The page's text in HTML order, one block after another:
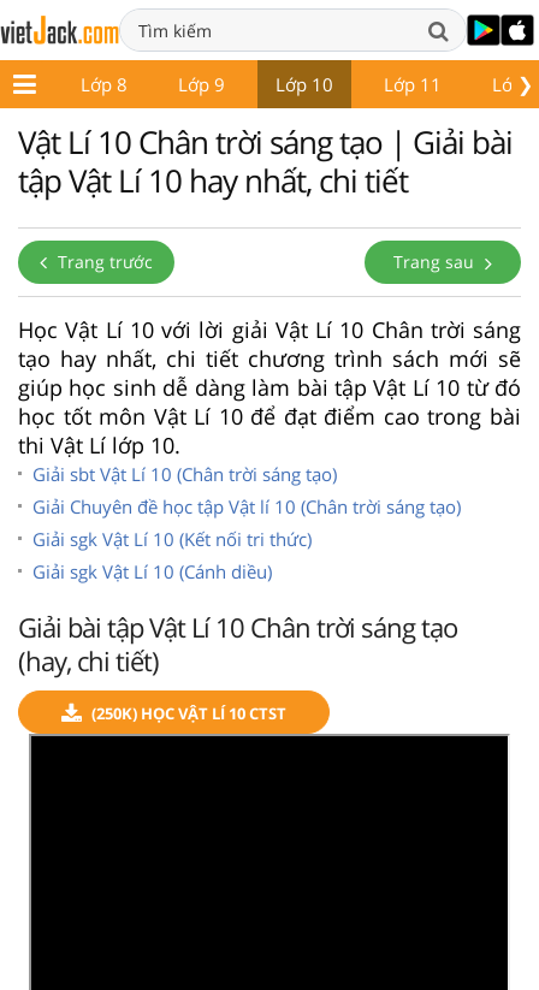
❯
7 Lớp 8 Lớp 9 Lớp 10 Lớp 11 Lớp
Vật Lí 10 Chân trời sáng tạo | Giải bài
tập Vật Lí 10 hay nhất, chi tiết
Trang trước Trang sau
Học Vật Lí 10 với lời giải Vật Lí 10 Chân trời sáng
tạo hay nhất, chi tiết chương trình sách mới sẽ
giúp học sinh dễ dàng làm bài tập Vật Lí 10 từ đó
học tốt môn Vật Lí 10 để đạt điểm cao trong bài
thi Vật Lí lớp 10.
Giải sbt Vật Lí 10 (Chân trời sáng tạo)
Giải Chuyên đề học tập Vật lí 10 (Chân trời sáng tạo)
Giải sgk Vật Lí 10 (Kết nối tri thức)
Giải sgk Vật Lí 10 (Cánh diều)
Giải bài tập Vật Lí 10 Chân trời sáng tạo
(hay, chi tiết)
(250K) HỌC VẬT LÍ 10 CTST